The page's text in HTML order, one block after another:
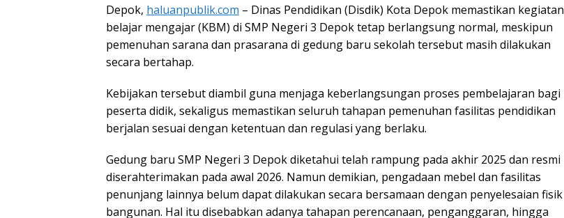
Depok, haluanpublik.com – Dinas Pendidikan (Disdik) Kota Depok memastikan kegiatan
belajar mengajar (KBM) di SMP Negeri 3 Depok tetap berlangsung normal, meskipun
pemenuhan sarana dan prasarana di gedung baru sekolah tersebut masih dilakukan
secara bertahap.
Kebijakan tersebut diambil guna menjaga keberlangsungan proses pembelajaran bagi
peserta didik, sekaligus memastikan seluruh tahapan pemenuhan fasilitas pendidikan
berjalan sesuai dengan ketentuan dan regulasi yang berlaku.
Gedung baru SMP Negeri 3 Depok diketahui telah rampung pada akhir 2025 dan resmi
diserahterimakan pada awal 2026. Namun demikian, pengadaan mebel dan fasilitas
penunjang lainnya belum dapat dilakukan secara bersamaan dengan penyelesaian fisik
bangunan. Hal itu disebabkan adanya tahapan perencanaan, penganggaran, hingga